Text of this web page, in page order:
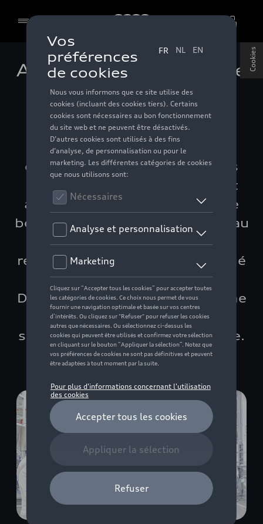
Cookies
Audi étudie la recharge
bidirectionnelle
Utiliser la voiture électrique
pour stocker l’énergie
excédentaire produite par des
panneaux photovoltaïques, et
alimenter la maison en cas de
besoin sans devoir faire appel au
réseau. Voilà le principe de la
recharge bidirectionnelle étudié
par Audi et Hager Group.
Découvrez comment fonctionne
cette solution innovante,
simple, économique et durable.
Temps de lecture: 5 min